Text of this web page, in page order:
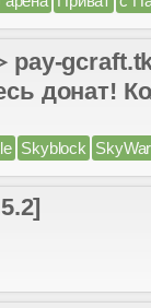
донат!
Skyblock